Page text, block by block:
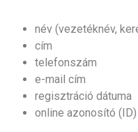
név (vezetéknév,
cím
telefonszám
e-mail cím
regisztráció dátuma
online azonosító (ID)